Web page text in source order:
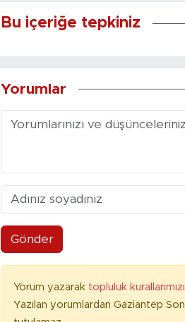
Bu içeriğe tepkiniz
Yorumlar
Gönder
Yorum yazarak topluluk kurallarımızı
Yazılan yorumlardan Gaziantep